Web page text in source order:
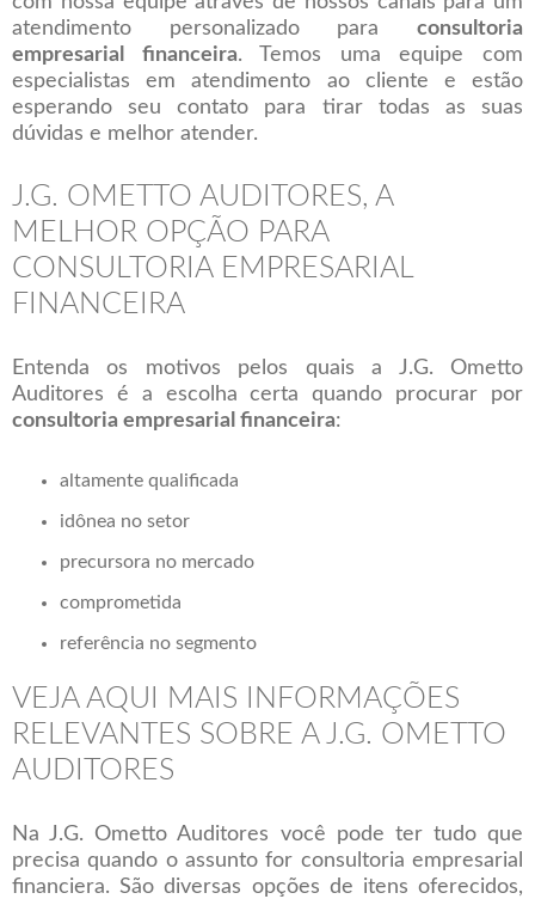
atendimento personalizado para consultoria
empresarial financeira. Temos uma equipe com
especialistas em atendimento ao cliente e estão
esperando seu contato para tirar todas as suas
dúvidas e melhor atender.
J.G. OMETTO AUDITORES, A
MELHOR OPÇÃO PARA
CONSULTORIA EMPRESARIAL
FINANCEIRA
Entenda os motivos pelos quais a J.G. Ometto
Auditores é a escolha certa quando procurar por
consultoria empresarial financeira:
altamente qualificada
idônea no setor
precursora no mercado
comprometida
referência no segmento
VEJA AQUI MAIS INFORMAÇÕES
RELEVANTES SOBRE A J.G. OMETTO
AUDITORES
Na J.G. Ometto Auditores você pode ter tudo que
precisa quando o assunto for consultoria empresarial
financiera. São diversas opções de itens oferecidos,